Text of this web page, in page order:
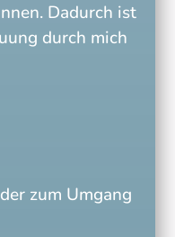
Dadurch ist
durch mich
zum Umgang